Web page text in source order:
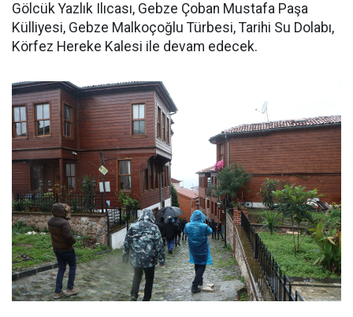
Gölcük Yazlık Ilıcası, Gebze Çoban Mustafa Paşa
Külliyesi, Gebze Malkoçoğlu Türbesi, Tarihi Su Dolabı,
Körfez Hereke Kalesi ile devam edecek.